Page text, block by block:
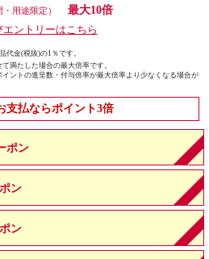
・用途限定）
最大10倍
ントリーはこちら
代金(税抜)の1％です。
満たした場合の最大倍率です。
ントの進呈数・付与倍率が最大倍率より少なくなる場合が
支払ならポイント3倍
ポン
ン
ン